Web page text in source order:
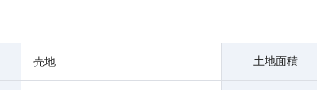
売地 土地面積